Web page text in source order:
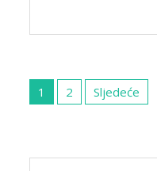
Navigacija
objava
1 2 Sljedeće